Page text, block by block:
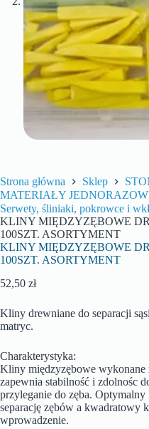
Strona główna Sklep
MATERIAŁY
Serwety, śliniaki, pokrowce i
KLINY MIĘDZYZĘBOWE
100SZT. ASORTYMENT
KLINY MIĘDZYZĘBOWE
100SZT. ASORTYMENT
52,50 zł
Kliny drewniane do separacji
matryc.
Charakterystyka:
Kliny międzyzębowe wykonane
zapewnia stabilność i zdolnośc
przyleganie do zęba.
separację zębów a kwadratowy
wprowadzenie.